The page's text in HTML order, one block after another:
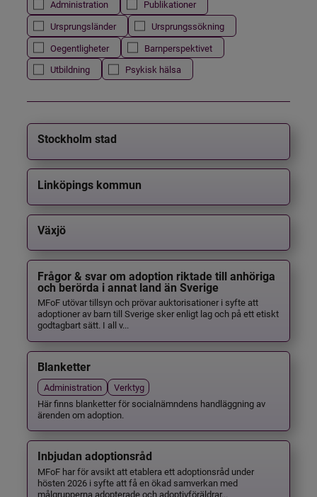
Administration
Publikationer
Ursprungsländer
Ursprungssökning
Oegentligheter
Barnperspektivet
Utbildning
Psykisk hälsa
Stockholm stad
Linköpings kommun
Växjö
Frågor & svar om adoption riktade till anhöriga
och berörda i annat land än Sverige
MFoF utövar tillsyn och prövar auktorisationer i syfte att
adoptioner av barn till Sverige sker enligt lag och på ett etiskt
godtagbart sätt. I all v...
Blanketter
Administration
Verktyg
Här finns blanketter för socialnämndens handläggning av
ärenden om adoption.
Inbjudan adoptionsråd
MFoF har för avsikt att etablera ett adoptionsråd under
hösten 2026 i syfte att få en ökad samverkan med
målgrupperna adopterade och adoptivföräldrar...